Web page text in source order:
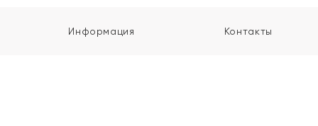
Информация Контакты